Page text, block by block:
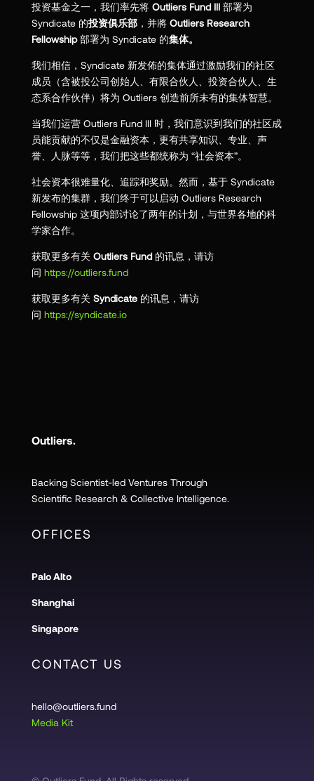
投资基金之一，我们率先将 Outliers Fund III 部署为
Syndicate 的投资俱乐部，并將 Outliers Research
Fellowship部署为 Syndicate 的集体。
我们相信，Syndicate 新发佈的集体通过激励我们的社区
成员（含被投公司创始人、有限合伙人、投资合伙人、生
态系合作伙伴）将为 Outliers 创造前所未有的集体智慧。
当我们运营 Outliers Fund III 时，我们意识到我们的社区成
员能贡献的不仅是金融资本，更有共享知识、专业、声
誉、人脉等等，我们把这些都统称为 “社会资本”。
社会资本很难量化、追踪和奖励。然而，基于 Syndicate
新发布的集群，我们终于可以启动 Outliers Research
Fellowship 这项内部讨论了两年的计划，与世界各地的科
学家合作。
获取更多有关 Outliers Fund 的讯息，请访
问 https://outliers.fund
获取更多有关 Syndicate 的讯息，请访
问 https://syndicate.io
Outliers.
Backing Scientist-led Ventures Through
Scientific Research & Collective Intelligence.
OFFICES
Palo Alto
Shanghai
Singapore
CONTACT US
hello@outliers.fund
Media Kit